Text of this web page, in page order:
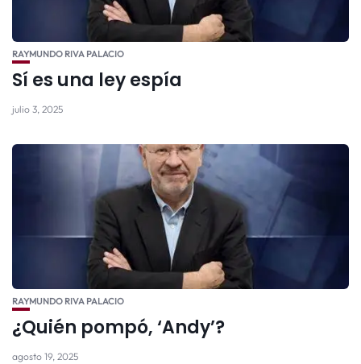
RAYMUNDO RIVA PALACIO
Sí es una ley espía
julio 3, 2025
RAYMUNDO RIVA PALACIO
¿Quién pompó, ‘Andy’?
agosto 19, 2025